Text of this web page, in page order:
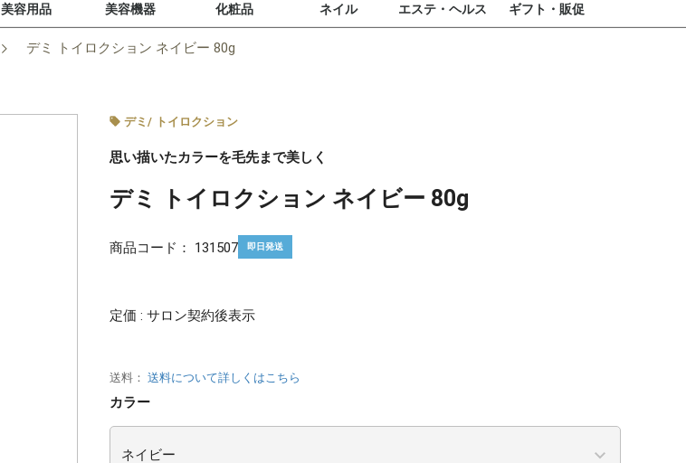
美容用品 美容機器 化粧品 ネイル エステ・ヘルス ギフト・販促
デミ トイロクション ネイビー 80g
デミ / トイロクション
思い描いたカラーを毛先まで美しく
デミ トイロクション ネイビー 80g
商品コード： 131507 即日発送
定価 : サロン契約後表示
送料： 送料について詳しくはこちら
カラー